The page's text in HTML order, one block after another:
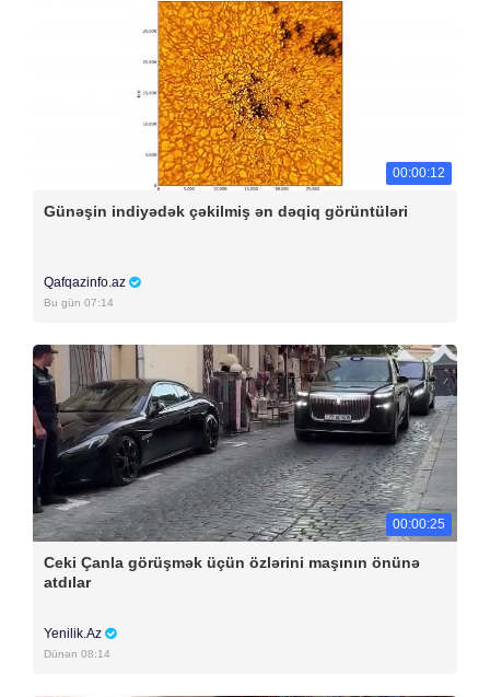
00:00:12
Günəşin indiyədək çəkilmiş ən dəqiq görüntüləri
Qafqazinfo.az
Bu gün 07:14
00:00:25
Ceki Çanla görüşmək üçün özlərini maşının önünə
atdılar
Yenilik.Az
Dünən 08:14